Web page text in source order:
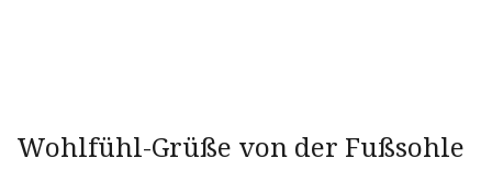
Wohlfühl-Grüße von der Fußsohle